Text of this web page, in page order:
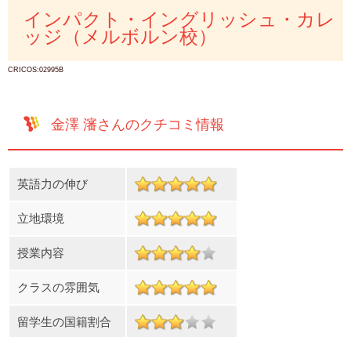
インパクト・イングリッシュ・カレ
ッジ（メルボルン校）
CRICOS:02995B
金澤 瀋さんのクチコミ情報
英語力の伸び
立地環境
授業内容
クラスの雰囲気
留学生の国籍割合